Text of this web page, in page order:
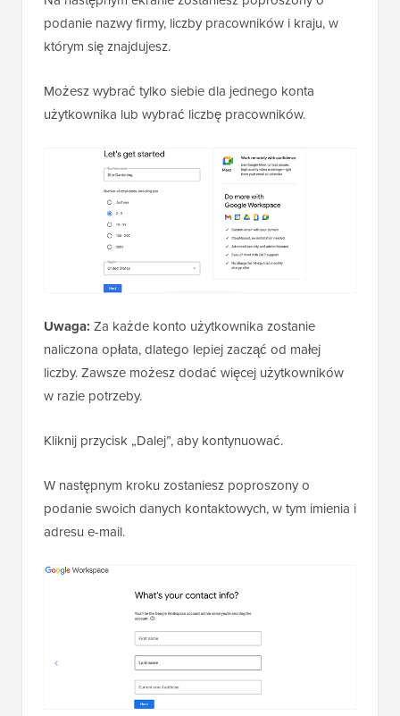
podanie nazwy firmy, liczby pracowników i kraju, w
którym się znajdujesz.
Możesz wybrać tylko siebie dla jednego konta
użytkownika lub wybrać liczbę pracowników.
Uwaga: Za każde konto użytkownika zostanie
naliczona opłata, dlatego lepiej zacząć od małej
liczby. Zawsze możesz dodać więcej użytkowników
w razie potrzeby.
Kliknij przycisk „Dalej”, aby kontynuować.
W następnym kroku zostaniesz poproszony o
podanie swoich danych kontaktowych, w tym imienia i
adresu e-mail.